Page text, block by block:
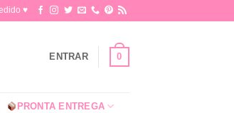
♥​
ENTRAR 0
PRONTA ENTREGA